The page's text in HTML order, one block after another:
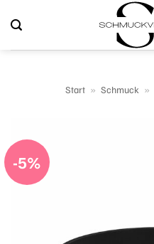
Inhalt
springen
Start » Schmuck »
-5%